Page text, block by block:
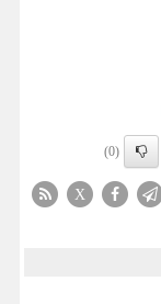
(0)
X